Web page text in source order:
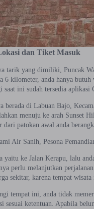
dan Tiket Masuk
tarik yang dimiliki, Puncak
6 kilometer, anda hanya
saat ini sudah tersedia aplikasi
berada di Labuan Bajo,
menuju ke arah Sunset
patokan awal anda
Air Sanih, Pesona
yaitu ke Jalan Kerapu, lalu
perlu melanjutkan
sekitar, karena tempat
tempat ini, anda tidak
sesuai ketentuan. Apabila